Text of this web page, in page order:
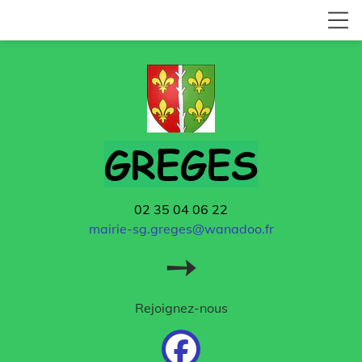
GREGES
02 35 04 06 22
mairie-sg.greges@wanadoo.fr
➙
Rejoignez-nous